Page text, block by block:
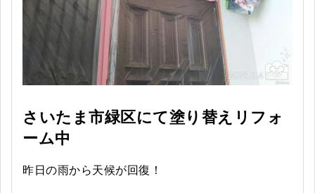
さいたま市緑区にて塗り替えリフォ
ーム中
昨日の雨から天候が回復！